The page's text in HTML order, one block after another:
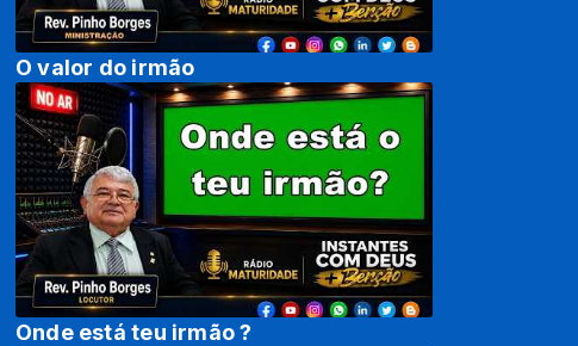
O valor do irmão
Onde está teu irmão ?